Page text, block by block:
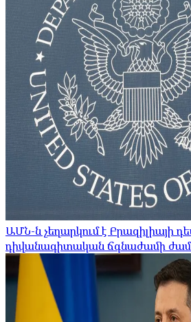
ԱՄՆ-ն չեղարկում է Բրազիլիայի
դիվանագիտական ​​ճգնաժամի